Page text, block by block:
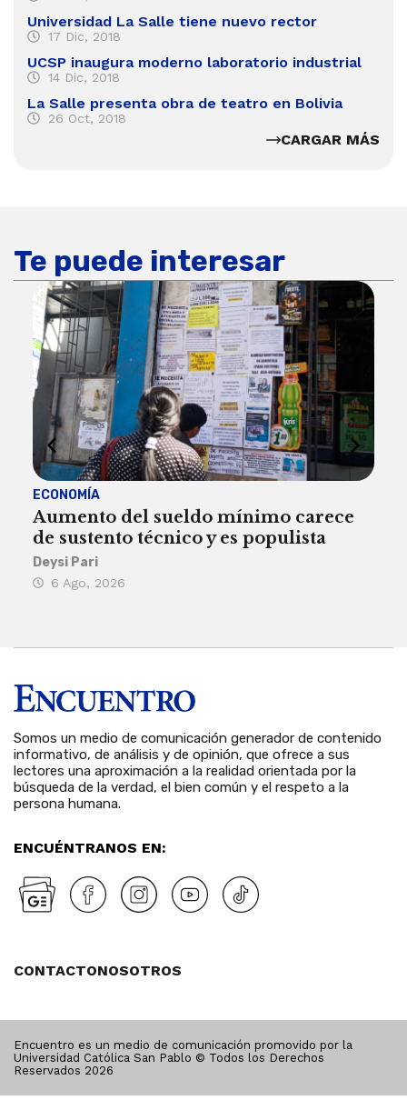
Universidad La Salle tiene nuevo rector
17 Dic, 2018
UCSP inaugura moderno laboratorio industrial
14 Dic, 2018
La Salle presenta obra de teatro en Bolivia
26 Oct, 2018
CARGAR MÁS
Te puede interesar
ECONOMÍA
Aumento del sueldo mínimo carece
de sustento técnico y es populista
Deysi Pari
6 Ago, 2026
Somos un medio de comunicación generador de contenido
informativo, de análisis y de opinión, que ofrece a sus
lectores una aproximación a la realidad orientada por la
búsqueda de la verdad, el bien común y el respeto a la
persona humana.
ENCUÉNTRANOS EN:
CONTACTONOSOTROS
Encuentro es un medio de comunicación promovido por la
Universidad Católica San Pablo © Todos los Derechos
Reservados 2026